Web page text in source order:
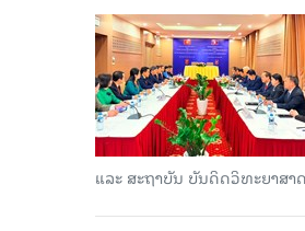
ແລະ ສະຖາບັນ ບັນດິດວິທະຍາສ